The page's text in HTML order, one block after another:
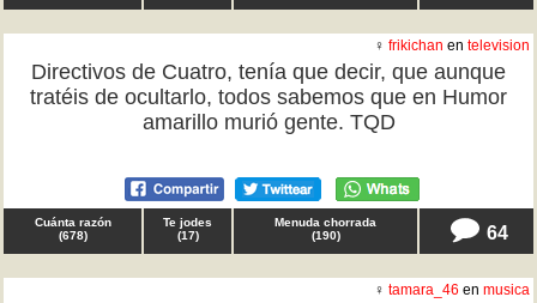
♀ frikichan en television
Directivos de Cuatro, tenía que decir, que aunque
tratéis de ocultarlo, todos sabemos que en Humor
amarillo murió gente. TQD
Cuánta razón
(678)
Te jodes
(17)
Menuda chorrada
(190) 64
♀ tamara_46 en musica